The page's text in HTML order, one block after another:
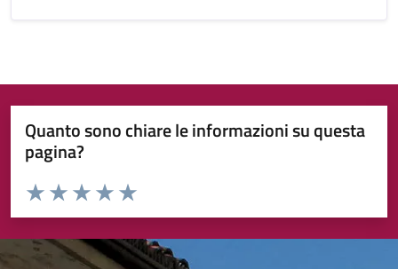
Quanto sono chiare le informazioni su questa
pagina?
Valuta da 1 a 5 stelle la pagina
Valuta 5 stelle su 5
Valuta 4 stelle su 5
Valuta 3 stelle su 5
Valuta 2 stelle su 5
Valuta 1 stelle su 5